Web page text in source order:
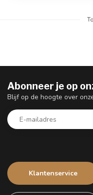
Klantenservice
Abonneer je op
Blijf op de hoogte over